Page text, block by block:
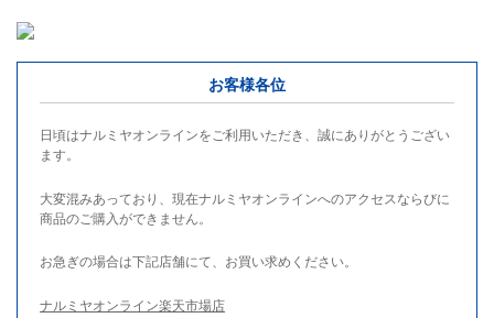
お客様各位
日頃はナルミヤオンラインをご利用いただき、誠にありがとうござい
ます。
大変混みあっており、現在ナルミヤオンラインへのアクセスならびに
商品のご購入ができません。
お急ぎの場合は下記店舗にて、お買い求めください。
ナルミヤオンライン楽天市場店